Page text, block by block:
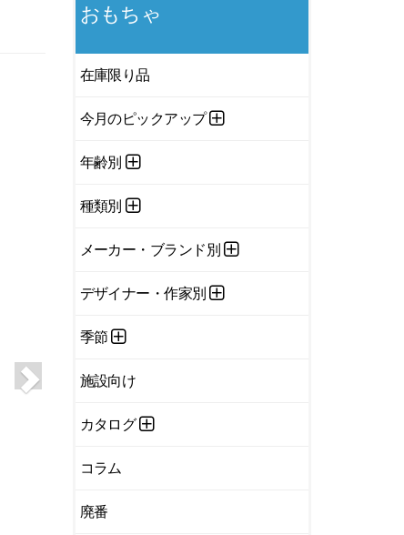
おもちゃ
在庫限り品
今月のピックアップ
年齢別
種類別
メーカー・ブランド別
デザイナー・作家別
季節
施設向け
カタログ
コラム
廃番